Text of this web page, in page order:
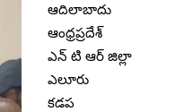
ఆదిలాబాదు
ఆంధ్రప్రదేశ్
ఎన్ టి ఆర్ జిల్లా
ఎలూరు
కడప